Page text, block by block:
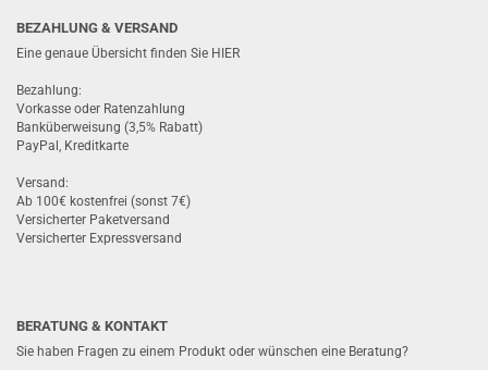
BEZAHLUNG & VERSAND
Eine genaue Übersicht finden Sie HIER
Bezahlung:
Vorkasse oder Ratenzahlung
Banküberweisung (3,5% Rabatt)
PayPal, Kreditkarte
Versand:
Ab 100€ kostenfrei (sonst 7€)
Versicherter Paketversand
Versicherter Expressversand
BERATUNG & KONTAKT
Sie haben Fragen zu einem Produkt oder wünschen eine Beratung?